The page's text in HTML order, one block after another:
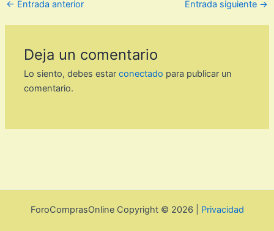
← Entrada anterior Entrada siguiente →
Deja un comentario
Lo siento, debes estarconectado para publicar un
comentario.
ForoComprasOnline Copyright © 2026 | Privacidad